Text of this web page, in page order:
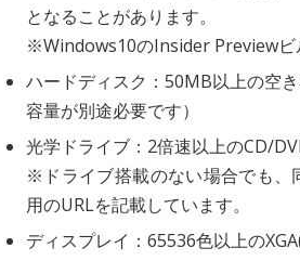
となることがあります。
※Windows10のInsider Previewビ
ハードディスク：50MB以上の空
容量が別途必要です）
光学ドライブ：2倍速以上のCD/
※ドライブ搭載のない場合でも、
用のURLを記載しています。
ディスプレイ：65536色以上の